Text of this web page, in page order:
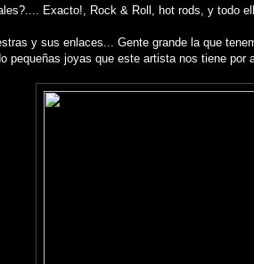
Exacto!, Rock & Roll, hot rods, y todo
y sus enlaces... Gente grande la que
pequeñas joyas que este artista nos tiene por